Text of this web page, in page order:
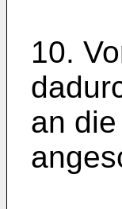
10.
an